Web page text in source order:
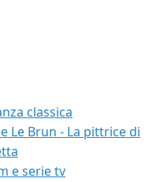
classica
Le Brun - La pittrice di
e serie tv